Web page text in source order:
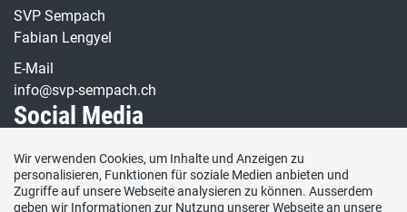
SVP Sempach
Fabian Lengyel
E-Mail
info@svp-sempach.ch
Social Media
Besuchen Sie uns bei:
Wir verwenden Cookies, um Inhalte und Anzeigen zu
personalisieren, Funktionen für soziale Medien anbieten und
Zugriffe auf unsere Webseite analysieren zu können. Ausserdem
geben wir Informationen zur Nutzung unserer Webseite an unsere